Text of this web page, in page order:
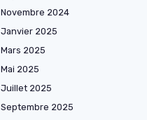
Novembre 2024
Janvier 2025
Mars 2025
Mai 2025
Juillet 2025
Septembre 2025